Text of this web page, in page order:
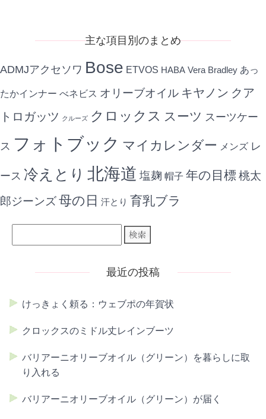
主な項目別のまとめ
ADMJアクセソワ Bose ETVOS HABA Vera Bradley あっ
たかインナー べネビス オリーブオイル キヤノン クア
トロガッツ クルーズ クロックス スーツ スーツケー
ス フォトブック マイカレンダー メンズ レ
ース 冷えとり 北海道 塩麹 帽子 年の目標 桃太
郎ジーンズ母の日 汗とり 育乳ブラ
最近の投稿
けっきょく頼る：ウェブポの年賀状
クロックスのミドル丈レインブーツ
バリアーニオリーブオイル（グリーン）を暮らしに取
り入れる
バリアーニオリーブオイル（グリーン）が届く